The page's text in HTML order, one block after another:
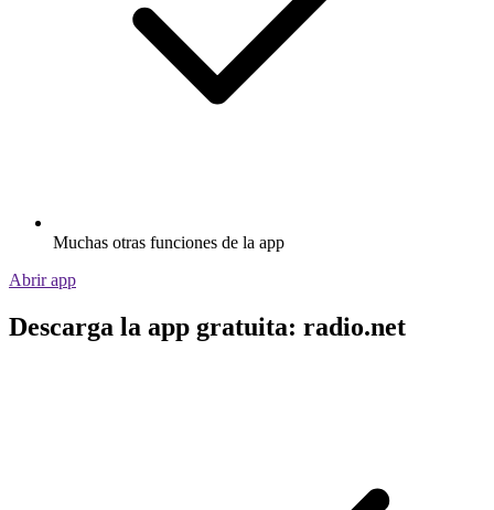
Muchas otras funciones de la app
Abrir app
Descarga la app gratuita: radio.net